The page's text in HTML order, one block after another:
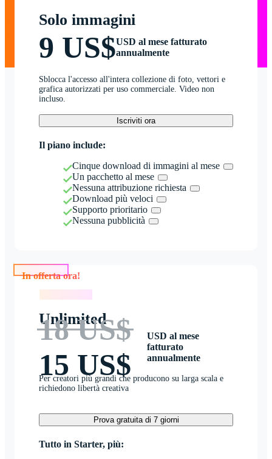
Solo immagini
9 US$USD al mese fatturato
annualmente
Sblocca l'accesso all'intera collezione di foto, vettori e
grafica autorizzati per uso commerciale. Video non
incluso.
Iscriviti ora
Il piano include:
Cinque download di immagini al mese
Un pacchetto al mese
Nessuna attribuzione richiesta
Download più veloci
Supporto prioritario
Nessuna pubblicità
Unlimited
18 US$
15 US$
USD al mese
fatturato
annualmente
Per creatori più grandi che producono su larga scala e
richiedono libertà creativa
Prova gratuita di 7 giorni
Tutto in Starter, più: